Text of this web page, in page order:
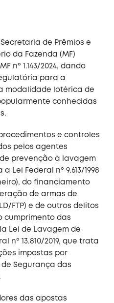
de Prêmios e
da Fazenda (MF)
nº 1.143/2024, dando
para a
modalidade lotérica de
conhecidas
e controles
pelos agentes
prevenção à lavagem
Lei Federal nº 9.613/1998
do financiamento
de armas de
FTP) e de outros delitos
cumprimento das
Lei de Lavagem de
nº 13.810/2019, que trata
impostas por
Segurança das
das apostas